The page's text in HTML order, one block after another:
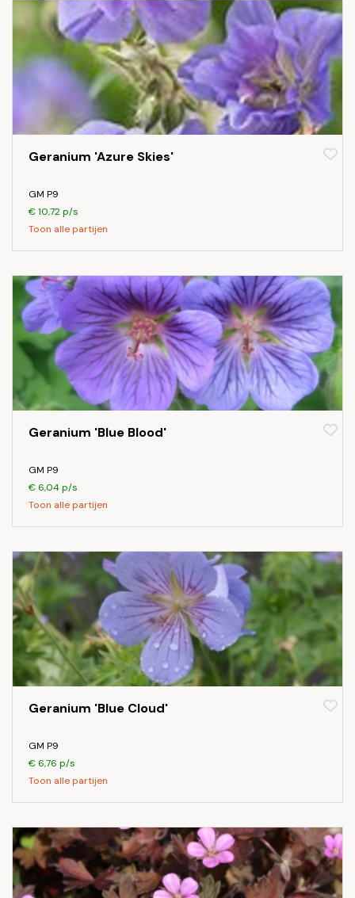
Geranium 'Azure Skies'
GM P9
€ 10,72 p/s
Toon alle partijen
Geranium 'Blue Blood'
GM P9
€ 6,04 p/s
Toon alle partijen
Geranium 'Blue Cloud'
GM P9
€ 6,76 p/s
Toon alle partijen